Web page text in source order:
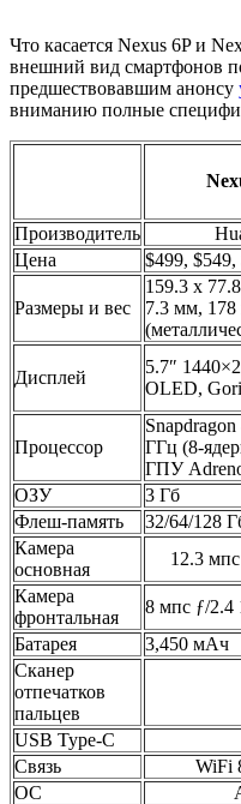
Что касается Nexus 6P и
внешний вид смартфонов
предшествовавшим анонсу
вниманию полные
Производитель
Цена
$499, $549,
Размеры и вес
159.3 x
7.3 мм, 178
Дисплей
5.7″
OLED,
Процессор
ГГц (8-
ГПУ
ОЗУ
3 Гб
Флеш-память
32/64/128
Камера
основная
12.3
Камера
фронтальная
8 мпс ƒ/2.4
Батарея
3,450 мАч
Сканер
отпечатков
пальцев
USB Type-C
Связь
WiFi
ОС